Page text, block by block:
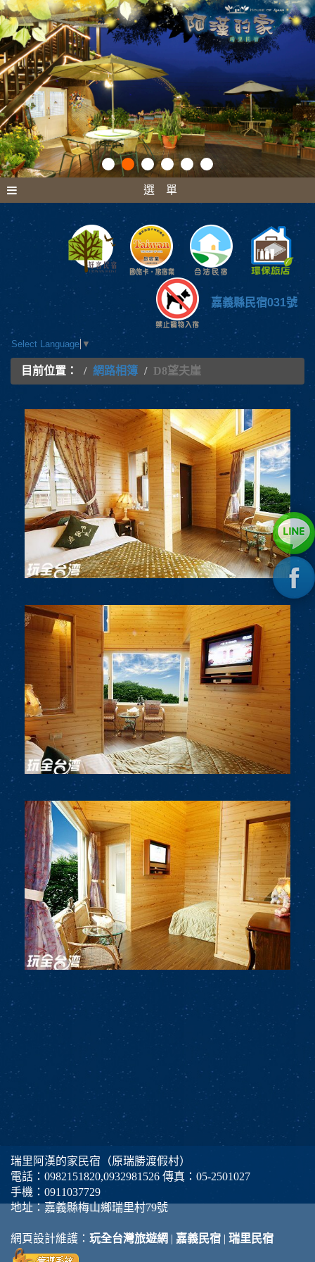
選 單
嘉義縣民宿031號
Select Language ▼
目前位置： 網路相簿 D8望夫崖
瑞里阿漢的家民宿（原瑞勝渡假村）
電話： 0982151820,0932981526 傳真：05-2501027
手機： 0911037729
地址：嘉義縣梅山鄉瑞里村79號
網頁設計維護： 玩全台灣旅遊網 | 嘉義民宿 | 瑞里民宿